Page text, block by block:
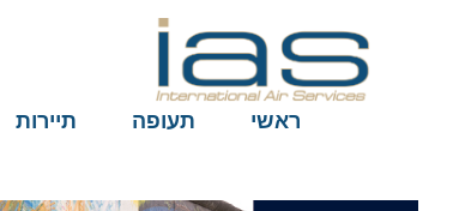
ראשי תעופה תיירות